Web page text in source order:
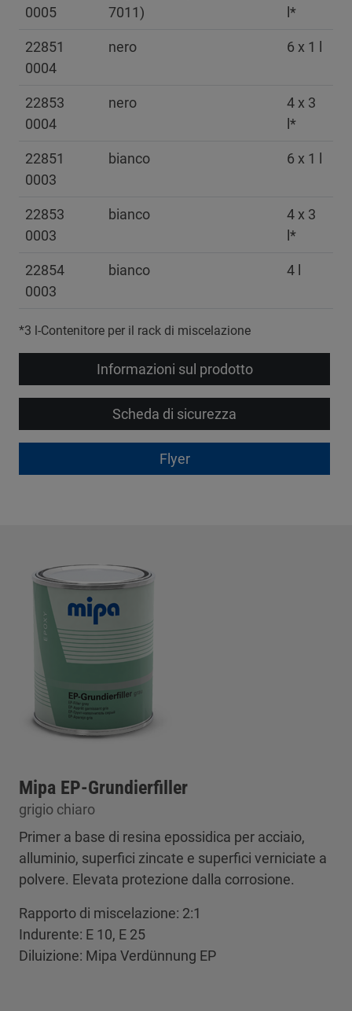
0005
7011)
l*
22851
0004
nero 6 x 1 l
22853
0004
nero
4 x 3
l*
22851
0003
bianco 6 x 1 l
22853
0003
bianco
4 x 3
l*
22854
0003
bianco 4 l
*3 l-Contenitore per il rack di miscelazione
Informazioni sul prodotto
Scheda di sicurezza
Flyer
Mipa EP-Grundierfiller
grigio chiaro
Primer a base di resina epossidica per acciaio,
alluminio, superfici zincate e superfici verniciate a
polvere. Elevata protezione dalla corrosione.
Rapporto di miscelazione: 2:1
Indurente: E 10, E 25
Diluizione: Mipa Verdünnung EP